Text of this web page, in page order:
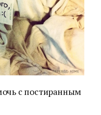
с постиранным